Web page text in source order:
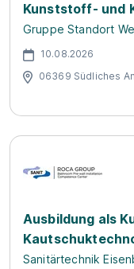
Kunststoff- und
Gruppe Standort
10.08.2026
06369 Südliches
Ausbildung als
Sanitärtechnik